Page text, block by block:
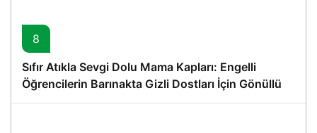
8
Sıfır Atıkla Sevgi Dolu Mama Kapları: Engelli
Öğrencilerin Barınakta Gizli Dostları İçin Gönüllü
Proje